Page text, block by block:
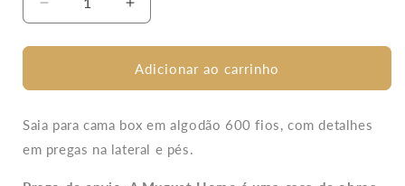
Diminuir
a
quantidade
Saia
Cama
Box
Marinho
600
Aumentar
a
quantidade
de
Saia
Cama
Box
Marinho
600
Adicionar ao carrinho
Saia para cama box em algodão 600 fios, com detalhes
em pregas na lateral e pés.